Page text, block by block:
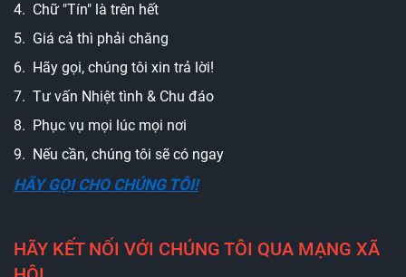
4. Chữ "Tín" là trên hết
5. Giá cả thì phải chăng
6. Hãy gọi, chúng tôi xin trả lời!
7. Tư vấn Nhiệt tình & Chu đáo
8. Phục vụ mọi lúc mọi nơi
9. Nếu cần, chúng tôi sẽ có ngay
HÃY GỌI CHO CHÚNG TÔI!
HÃY KẾT NỐI VỚI CHÚNG TÔI QUA MẠNG XÃ